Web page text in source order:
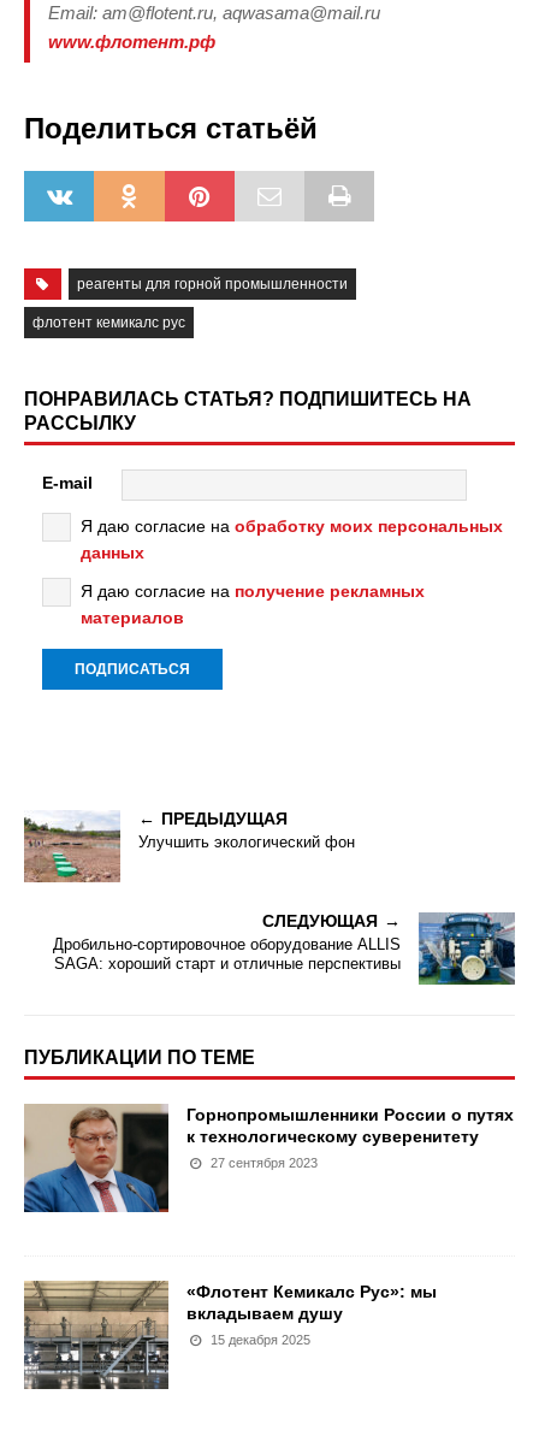
Email: am@flotent.ru, aqwasama@mail.ru
www.флотент.рф
Поделиться статьёй
реагенты для горной промышленности
флотент кемикалс рус
ПОНРАВИЛАСЬ СТАТЬЯ? ПОДПИШИТЕСЬ НА
РАССЫЛКУ
E-mail
Я даю согласие на обработку моих персональных
данных
Я даю согласие на получение рекламных
материалов
ПРЕДЫДУЩАЯ
Улучшить экологический фон
СЛЕДУЮЩАЯ
Дробильно-сортировочное оборудование ALLIS
SAGA: хороший старт и отличные перспективы
ПУБЛИКАЦИИ ПО ТЕМЕ
Горнопромышленники России о путях
к технологическому суверенитету
27 сентября 2023
«Флотент Кемикалс Рус»: мы
вкладываем душу
15 декабря 2025